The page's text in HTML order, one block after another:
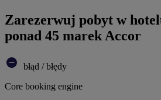
Zarezerwuj pobyt w
ponad 45 marek Accor
błąd / błędy
Core booking engine